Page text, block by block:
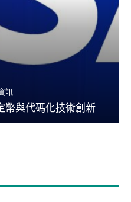
訊
幣與代碼化技術創新